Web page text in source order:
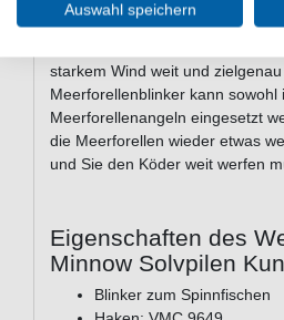
Dieser Solvpilen
starkem Wind weit und
Meerforellenblinker kann sowohl
Meerforellenangeln eingesetzt
die Meerforellen wieder etwas
und Sie den Köder weit werfen
Eigenschaften des
Minnow Solvpilen
Blinker zum Spinnfischen
Auswahl speichern